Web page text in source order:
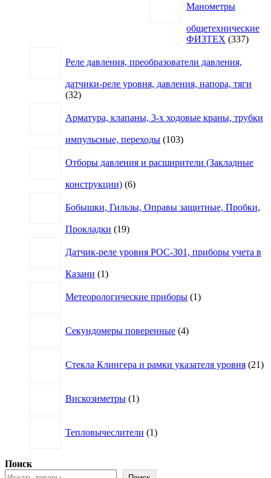
Манометры
общетехнические
ФИЗТЕХ 337337
Реле давления, преобразователи давления,
датчики-реле уровня, давления, напора, тяги
3232
Арматура, клапаны, 3-х ходовые краны, трубки
импульсные, переходы 103103
Отборы давления и расширители (Закладные
конструкции) 66
Бобышки, Гильзы, Оправы защитные, Пробки,
Прокладки 1919
Датчик-реле уровня РОС-301, приборы учета в
Казани 11
Метеорологические приборы 1товар
Секундомеры поверенные 4товара
Стекла Клингера и рамки указателя уровня 21
Вискозиметры 1товар
Тепловычеслители 1товар
Поиск